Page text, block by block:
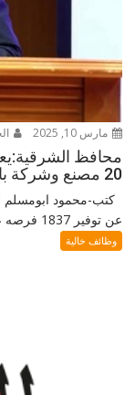
مارس 10, 2025
20 مصنع وشركة بالقطاع الخاص
كتب-محمود ابومسلم
عن توفير 1837 فرصه عمل داخل 20...
وظائف خالية